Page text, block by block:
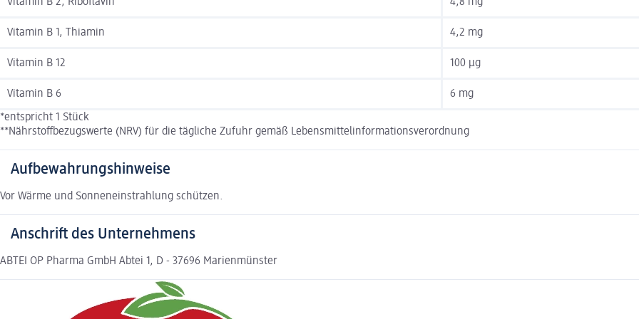
Vitamin B 2, Riboflavin 4,8 mg
Vitamin B 1, Thiamin 4,2 mg
Vitamin B 12 100 µg
Vitamin B 6 6 mg
*entspricht 1 Stück
**Nährstoffbezugswerte (NRV) für die tägliche Zufuhr gemäß Lebensmittelinformationsverordnung
Aufbewahrungshinweise
Vor Wärme und Sonneneinstrahlung schützen.
Anschrift des Unternehmens
ABTEI OP Pharma GmbH Abtei 1, D - 37696 Marienmünster